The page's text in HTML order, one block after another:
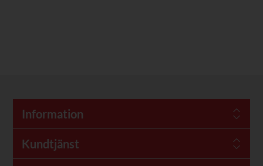
Information
Kundtjänst